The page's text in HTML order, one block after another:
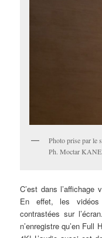
Photo prise par le
Ph. Moctar KANE.
C’est dans l’affichage
En effet, les vidéos
contrastées sur
n’enregistre qu’en